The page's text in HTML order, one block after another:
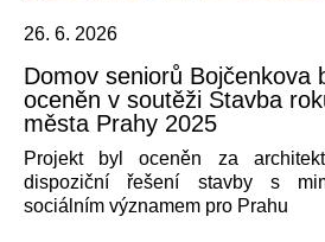
26. 6. 2026
Domov seniorů Bojčenkova
oceněn v soutěži Stavba
města Prahy 2025
Projekt byl oceněn za
dispoziční řešení stavby s
sociálním významem pro Prahu